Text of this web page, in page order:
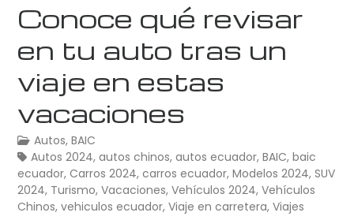
Conoce qué revisar
en tu auto tras un
viaje en estas
vacaciones
Autos,BAIC
Autos 2024,autos chinos,autos ecuador,BAIC,baic
ecuador,Carros 2024,carros ecuador,Modelos 2024,SUV
2024, Turismo,Vacaciones,Vehículos 2024,Vehículos
Chinos,vehiculos ecuador,Viaje en carretera,Viajes